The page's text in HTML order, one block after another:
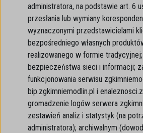
administratora, na podstawie art. 6
przesłania lub wymiany
wyznaczonymi przedstawicielami
bezpośredniego własnych
realizowanego w formie
bezpieczeństwa sieci i informacji;
funkcjonowania serwisu
bip.zgkimniemodlin.pl i
gromadzenie logów serwera
zestawień analiz i statystyk (na
administratora); archiwalnym